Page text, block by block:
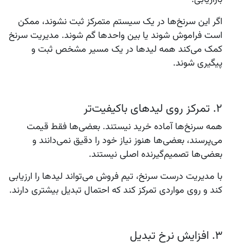
اگر این سرنخ‌ها در یک سیستم متمرکز ثبت نشوند، ممکن
است فراموش شوند یا بین واحدها گم شوند. مدیریت سرنخ
کمک می‌کند همه لیدها در یک مسیر مشخص ثبت و
پیگیری شوند.
۲. تمرکز روی لیدهای باکیفیت‌تر
همه سرنخ‌ها آماده خرید نیستند. بعضی‌ها فقط قیمت
می‌پرسند، بعضی‌ها هنوز نیاز خود را دقیق نمی‌دانند و
بعضی‌ها تصمیم‌گیرنده اصلی نیستند.
با مدیریت درست سرنخ، تیم فروش می‌تواند لیدها را ارزیابی
کند و روی مواردی تمرکز کند که احتمال تبدیل بیشتری دارند.
۳. افزایش نرخ تبدیل